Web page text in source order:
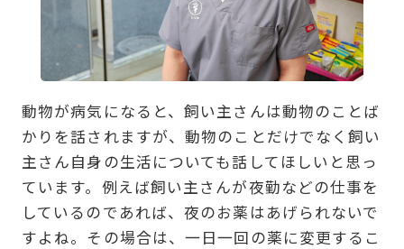
動物が病気になると、飼い主さんは動物のことば
かりを話されますが、動物のことだけでなく飼い
主さん自身の生活についても話してほしいと思っ
ています。例えば飼い主さんが夜勤などの仕事を
しているのであれば、夜のお薬はあげられないで
すよね。その場合は、一日一回の薬に変更するこ